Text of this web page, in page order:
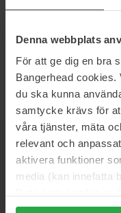
Denna webbplats
För att ge dig en bra
Bangerhead
du ska kunna
samtycke krävs för
våra tjänster, mäta
relevant och
aktivera funktioner
media (kan innefatta
Genom att trycka på
Blowout Tie in Mulberry
NEWSLETTER